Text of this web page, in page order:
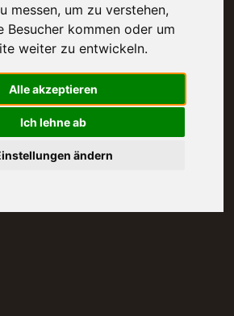
messen, um zu verstehen,
Besucher kommen oder um
weiter zu entwickeln.
Alle akzeptieren
Ich lehne ab
ändern